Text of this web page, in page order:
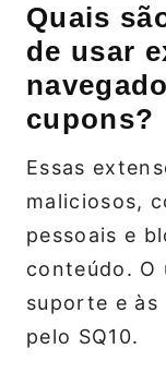
Quais
de usar
cupons?
Essas
maliciosos,
pessoais e
conteúdo. O
suporte e às
pelo SQ10.